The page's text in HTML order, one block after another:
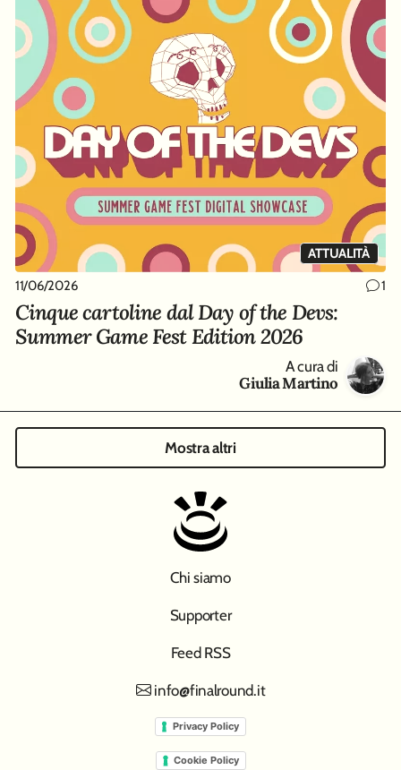
ATTUALITÀ
11/06/2026 1
Cinque cartoline dal Day of the Devs:
Summer Game Fest Edition 2026
A cura di
Giulia Martino
Mostra altri
Chi siamo
Supporter
Feed RSS
info@finalround.it
Privacy Policy
Cookie Policy